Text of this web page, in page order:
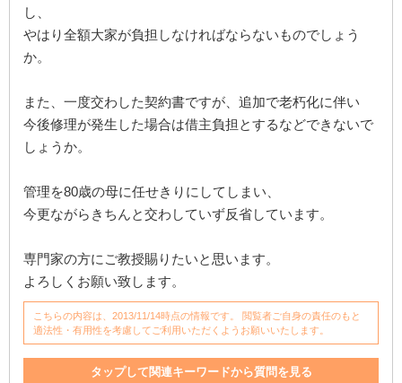
し、
やはり全額大家が負担しなければならないものでしょう
か。
また、一度交わした契約書ですが、追加で老朽化に伴い
今後修理が発生した場合は借主負担とするなどできないで
しょうか。
管理を80歳の母に任せきりにしてしまい、
今更ながらきちんと交わしていず反省しています。
専門家の方にご教授賜りたいと思います。
よろしくお願い致します。
こちらの内容は、2013/11/14時点の情報です。 閲覧者ご自身の責任のもと
適法性・有用性を考慮してご利用いただくようお願いいたします。
タップして関連キーワードから質問を見る